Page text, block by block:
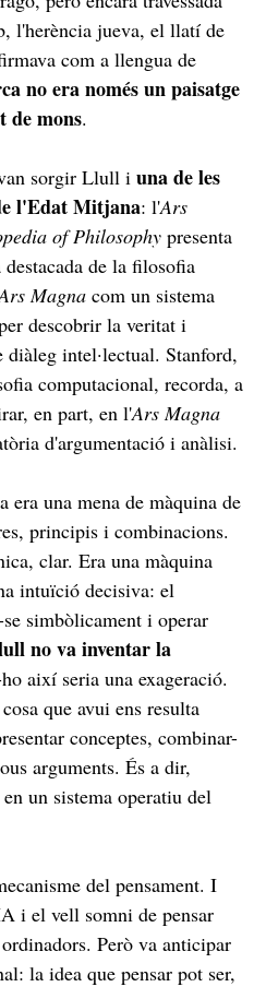
l'herència jueva, el llatí de
com a llengua de
no era només un paisatge
de mons.
sorgir Llull i una de les
l'Edat Mitjana: l'Ars
of Philosophy presenta
de la filosofia
Magna com un sistema
descobrir la veritat i
intel·lectual. Stanford,
computacional, recorda, a
en part, en l'Ars Magna
d'argumentació i anàlisi.
era una mena de màquina de
principis i combinacions.
clar. Era una màquina
intuïció decisiva: el
simbòlicament i operar
no va inventar la
així seria una exageració.
que avui ens resulta
conceptes, combinar-
arguments. És a dir,
un sistema operatiu del
del pensament. I
i el vell somni de pensar
Però va anticipar
la idea que pensar pot ser,